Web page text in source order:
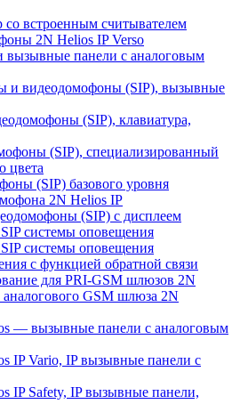
встроенным считывателем
2N Helios IP Verso
панели с аналоговым
и видеодомофоны (SIP), вызывные
(SIP), клавиатура,
(SIP), специализированный
цвета
(SIP) базового уровня
2N Helios IP
(SIP) с дисплеем
системы оповещения
системы оповещения
с функцией обратной связи
для PRI-GSM шлюзов 2N
GSM шлюза 2N
— вызывные панели с аналоговым
IP Vario, IP вызывные панели с
IP Safety, IP вызывные панели,